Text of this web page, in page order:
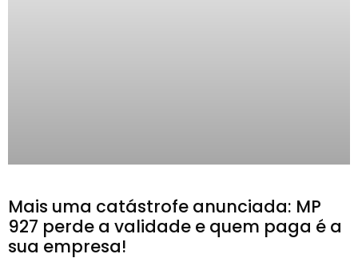
Mais uma catástrofe anunciada: MP
927 perde a validade e quem paga é a
sua empresa!